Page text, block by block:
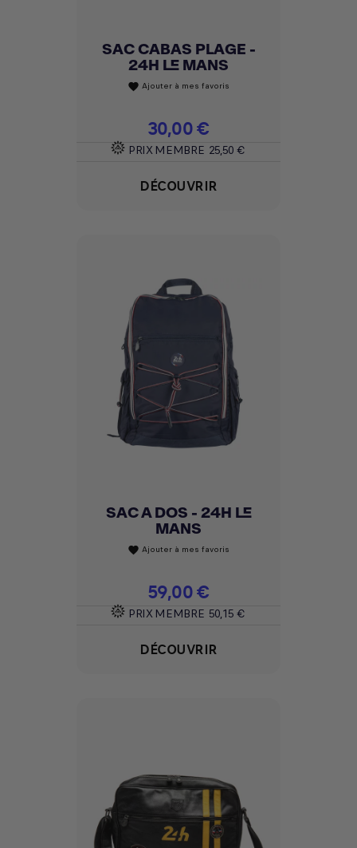
SAC CABAS PLAGE -
24H LE MANS
favorite Ajouter à mes favoris
Prix
30,00 €
PRIX MEMBRE 25,50 €
DÉCOUVRIR
SAC A DOS - 24H LE
MANS
favorite Ajouter à mes favoris
Prix
59,00 €
PRIX MEMBRE 50,15 €
DÉCOUVRIR